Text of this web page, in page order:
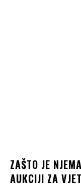
ZAŠTO JE
AUKCIJI ZA